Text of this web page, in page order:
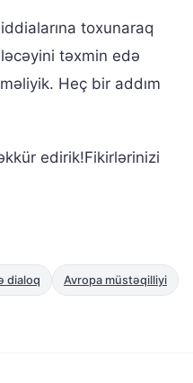
toxunaraq
təxmin edə
Heç bir addım
edirik!Fikirlərinizi
dialoq Avropa müstəqilliyi